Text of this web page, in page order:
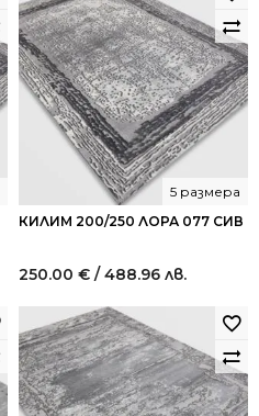
КИЛИМ 200/250 ЛОРА 077 СИВ
5 размера
250.00 € / 488.96 лв.